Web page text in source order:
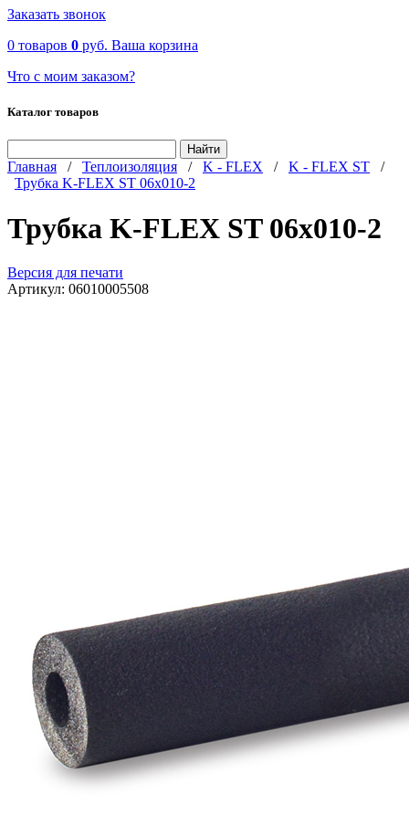
Заказать звонок
0 товаров 0 руб. Ваша корзина
Что с моим заказом?
Каталог товаров
Главная / Теплоизоляция / K - FLEX / K - FLEX ST /
Трубка K-FLEX ST 06х010-2
Трубка K-FLEX ST 06х010-2
Версия для печати
Артикул: 06010005508